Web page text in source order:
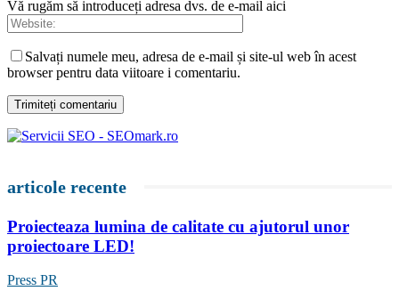
Vă rugăm să introduceți adresa dvs. de e-mail aici
Salvați numele meu, adresa de e-mail și site-ul web în acest
browser pentru data viitoare i comentariu.
articole recente
Proiecteaza lumina de calitate cu ajutorul unor
proiectoare LED!
Press PR